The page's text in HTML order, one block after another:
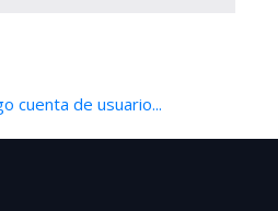
cuenta de usuario...